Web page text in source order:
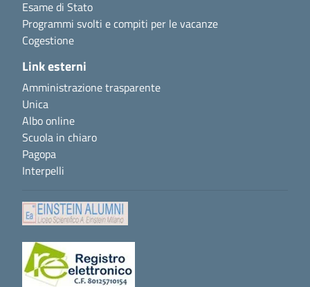
Esame di Stato
Programmi svolti e compiti per le vacanze
Cogestione
Link esterni
Amministrazione trasparente
Unica
Albo online
Scuola in chiaro
Pagopa
Interpelli